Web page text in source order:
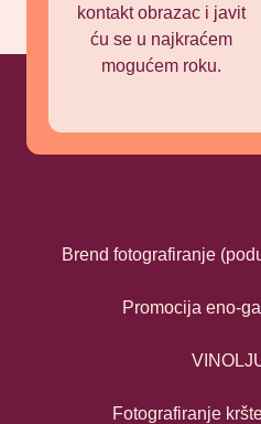
kontakt obrazac i javit
ću se u najkraćem
mogućem roku.
Brend fotografiranje
Promocija eno-
Fotografiranje